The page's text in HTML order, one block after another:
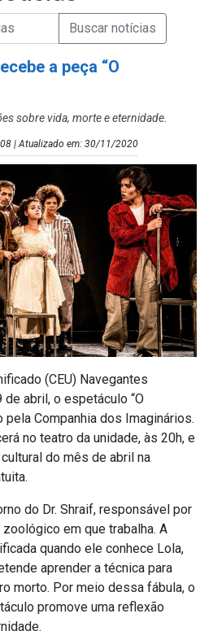
de Notícias
informaçõesEnviar a Busca de Notícias
a peça “O
sobre vida, morte e eternidade.
| Atualizado em: 30/11/2020
(CEU) Navegantes
abril, o espetáculo “O
pela Companhia dos Imaginários.
no teatro da unidade, às 20h, e
do mês de abril na
do Dr. Shraif, responsável por
em que trabalha. A
quando ele conhece Lola,
aprender a técnica para
morto. Por meio dessa fábula, o
promove uma reflexão